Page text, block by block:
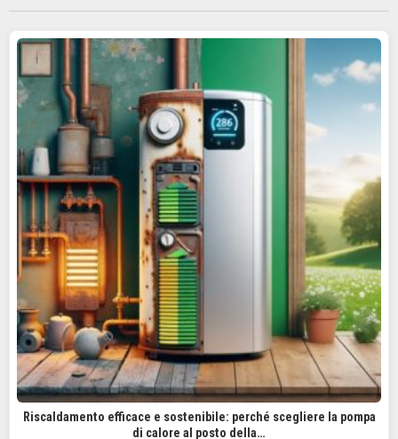
Riscaldamento efficace e sostenibile: perché scegliere la pompa
di calore al posto della…